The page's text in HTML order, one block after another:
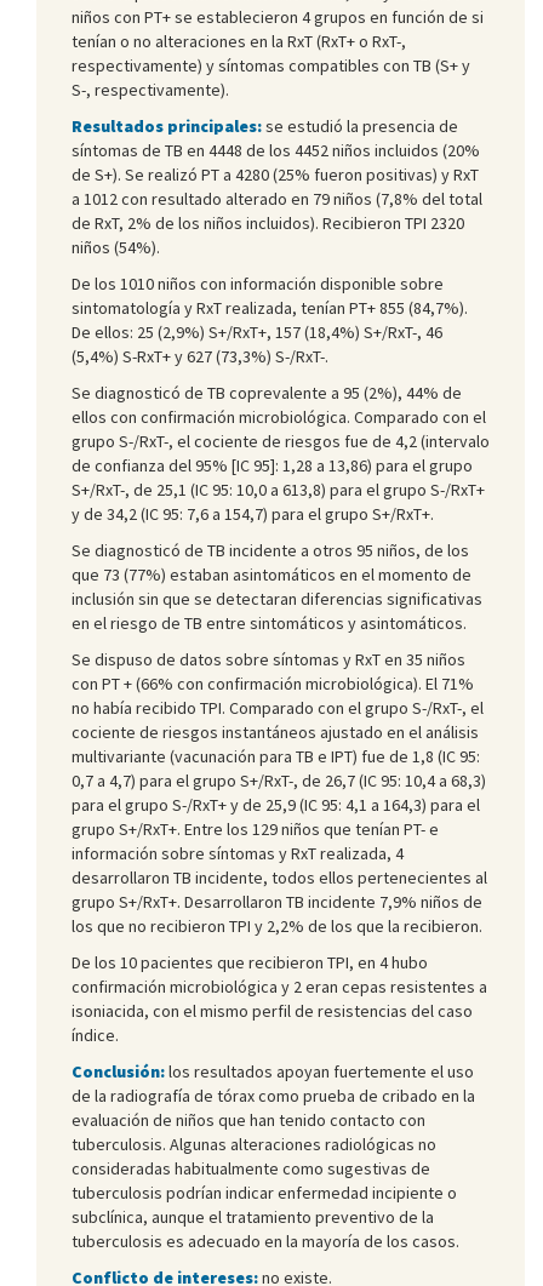
niños con PT+ se establecieron 4 grupos en función de si
tenían o no alteraciones en la RxT (RxT+ o RxT-,
respectivamente) y síntomas compatibles con TB (S+ y
S-, respectivamente).
Resultados principales:se estudió la presencia de
síntomas de TB en 4448 de los 4452 niños incluidos (20%
de S+). Se realizó PT a 4280 (25% fueron positivas) y RxT
a 1012 con resultado alterado en 79 niños (7,8% del total
de RxT, 2% de los niños incluidos). Recibieron TPI 2320
niños (54%).
De los 1010 niños con información disponible sobre
sintomatología y RxT realizada, tenían PT+ 855 (84,7%).
De ellos: 25 (2,9%) S+/RxT+, 157 (18,4%) S+/RxT-, 46
(5,4%) S-RxT+ y 627 (73,3%) S-/RxT-.
Se diagnosticó de TB coprevalente a 95 (2%), 44% de
ellos con confirmación microbiológica. Comparado con el
grupo S-/RxT-, el cociente de riesgos fue de 4,2 (intervalo
de confianza del 95% [IC 95]: 1,28 a 13,86) para el grupo
S+/RxT-, de 25,1 (IC 95: 10,0 a 613,8) para el grupo S-/RxT+
y de 34,2 (IC 95: 7,6 a 154,7) para el grupo S+/RxT+.
Se diagnosticó de TB incidente a otros 95 niños, de los
que 73 (77%) estaban asintomáticos en el momento de
inclusión sin que se detectaran diferencias significativas
en el riesgo de TB entre sintomáticos y asintomáticos.
Se dispuso de datos sobre síntomas y RxT en 35 niños
con PT + (66% con confirmación microbiológica). El 71%
no había recibido TPI. Comparado con el grupo S-/RxT-, el
cociente de riesgos instantáneos ajustado en el análisis
multivariante (vacunación para TB e IPT) fue de 1,8 (IC 95:
0,7 a 4,7) para el grupo S+/RxT-, de 26,7 (IC 95: 10,4 a 68,3)
para el grupo S-/RxT+ y de 25,9 (IC 95: 4,1 a 164,3) para el
grupo S+/RxT+. Entre los 129 niños que tenían PT- e
información sobre síntomas y RxT realizada, 4
desarrollaron TB incidente, todos ellos pertenecientes al
grupo S+/RxT+. Desarrollaron TB incidente 7,9% niños de
los que no recibieron TPI y 2,2% de los que la recibieron.
De los 10 pacientes que recibieron TPI, en 4 hubo
confirmación microbiológica y 2 eran cepas resistentes a
isoniacida, con el mismo perfil de resistencias del caso
índice.
Conclusión:los resultados apoyan fuertemente el uso
de la radiografía de tórax como prueba de cribado en la
evaluación de niños que han tenido contacto con
tuberculosis. Algunas alteraciones radiológicas no
consideradas habitualmente como sugestivas de
tuberculosis podrían indicar enfermedad incipiente o
subclínica, aunque el tratamiento preventivo de la
tuberculosis es adecuado en la mayoría de los casos.
Conflicto de intereses:no existe.